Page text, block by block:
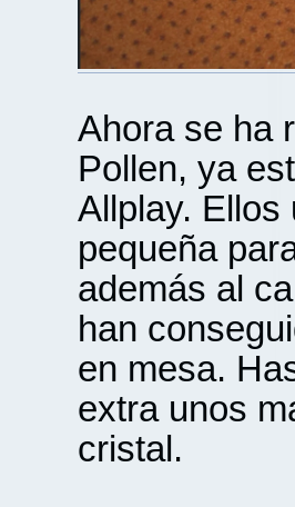
Ahora se ha
Pollen, ya
Allplay. Ellos
pequeña
además al
han
en mesa.
extra unos
cristal.